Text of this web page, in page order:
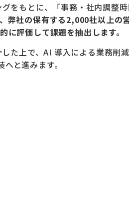
をもとに、「事務・社内調整
弊社の保有する2,000社以上の
評価して課題を抽出します。
た上で、AI 導入による業務削
と進みます。